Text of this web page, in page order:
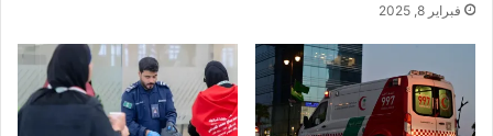
فبراير 8, 2025